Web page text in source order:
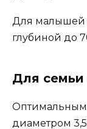
Для малышей
глубиной до
Для семьи
Оптимальным
диаметром